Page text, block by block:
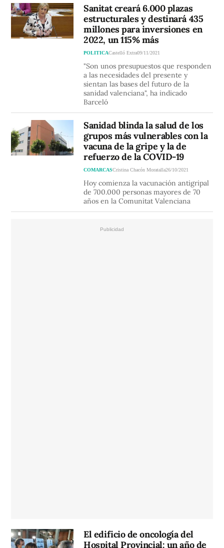
Sanitat creará 6.000 plazas
estructurales y destinará 435
millones para inversiones en
2022, un 115% más
POLITICACastelló Extra09/11/2021
"Son unos presupuestos que responden
a las necesidades del presente y
sientan las bases del futuro de la
sanidad valenciana", ha indicado
Barceló
Sanidad blinda la salud de los
grupos más vulnerables con la
vacuna de la gripe y la de
refuerzo de la COVID-19
COMARCASCristina Chacón Moratalla26/10/2021
Hoy comienza la vacunación antigripal
de 700.000 personas mayores de 70
años en la Comunitat Valenciana
El edificio de oncología del
Hospital Provincial: un año de